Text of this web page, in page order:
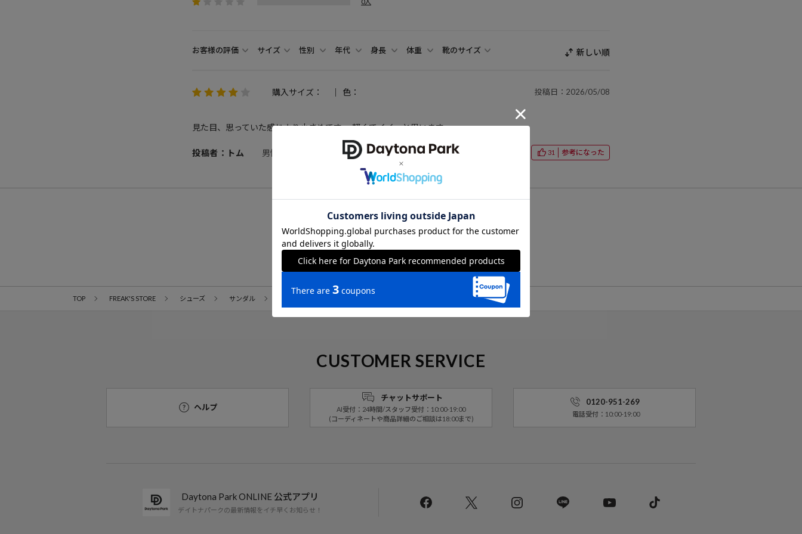
お客様の評価 サイズ 性別 年代 身長 体重 靴のサイズ 新しい順
購入サイズ： 色： 投稿日：2026/05/08
見た目、思っていた感じより小さめです。 軽くてイイ〜と思います。
投稿者：トム 男性 169cm 70～74kg 26.5cm 31 参考になった
商品詳細へ戻る
TOP FREAK'S STORE シューズ サンダル レビュー一覧
CUSTOMER SERVICE
ヘルプ
チャットサポート
AI受付：24時間/スタッフ受付：10:00-19:00
(コーディネートや商品詳細のご相談は18:00まで)
0120-951-269
電話受付：10:00-19:00
Daytona Park ONLINE 公式アプリ
デイトナパークの最新情報をイチ早くお知らせ！